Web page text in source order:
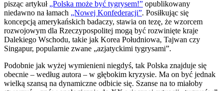
pisząc artykuł „Polska może być tygrysem!” opublikowany
niedawno na łamach „Nowej Konfederacji”. Posiłkując się
koncepcją amerykańskich badaczy, stawia on tezę, że wzorcem
rozwojowym dla Rzeczypospolitej mogą być rozwinięte kraje
Dalekiego Wschodu, takie jak Korea Południowa, Tajwan czy
Singapur, popularnie zwane „azjatyckimi tygrysami”.
Podobnie jak wyżej wymienieni niegdyś, tak Polska znajduje się
obecnie – według autora – w głębokim kryzysie. Ma on być jednak
wielką szansą na dynamiczne odbicie się. Szanse na to miałoby